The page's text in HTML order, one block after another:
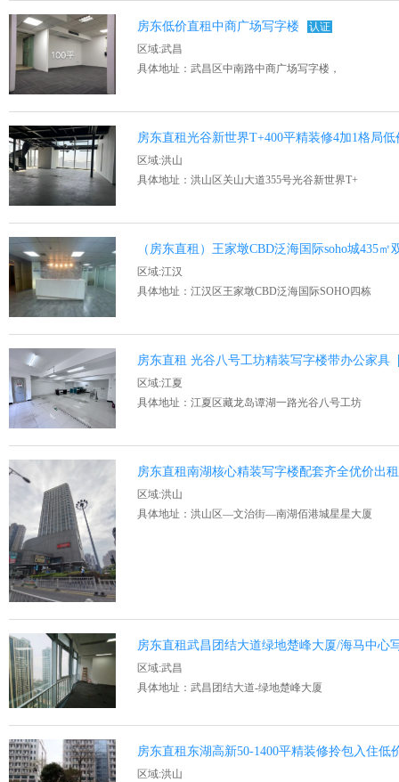
房东低价直租中商广场写字楼
认证
区域:武昌
具体地址：武昌区中南路中商广场写字楼，
房东直租光谷新世界T+400平精装修4加1格局
区域:洪山
具体地址：洪山区关山大道355号光谷新世界T+
（房东直租）王家墩CBD泛海国际soho城435
区域:江汉
具体地址：江汉区王家墩CBD泛海国际SOHO四栋
房东直租 光谷八号工坊精装写字楼带办公家具
区域:江夏
具体地址：江夏区藏龙岛谭湖一路光谷八号工坊
房东直租南湖核心精装写字楼配套齐全优价出
区域:洪山
具体地址：洪山区—文治街—南湖佰港城星星大厦
房东直租武昌团结大道绿地楚峰大厦/海马中心
区域:武昌
具体地址：武昌团结大道-绿地楚峰大厦
房东直租东湖高新50-1400平精装修拎包入住低
区域:洪山